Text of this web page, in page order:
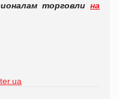
торговли на